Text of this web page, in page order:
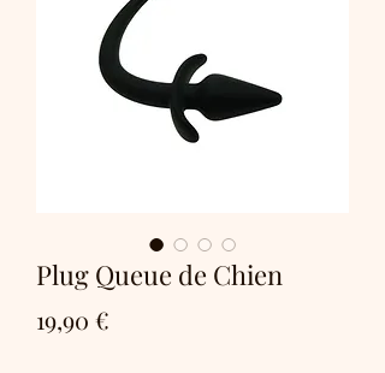
Plug Queue de Chien
19,90 €